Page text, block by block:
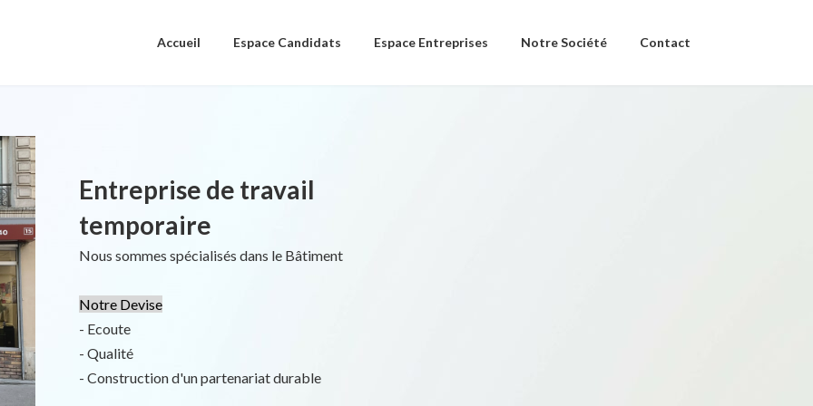
Accueil Espace Candidats Espace Entreprises Notre Société Contact
Entreprise de travail
temporaire
Nous sommes spécialisés dans le Bâtiment
Notre Devise
- Ecoute
- Qualité
- Construction d'un partenariat durable